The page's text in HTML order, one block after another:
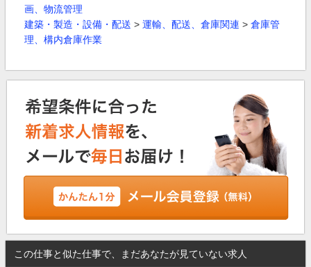
画、物流管理
建築・製造・設備・配送 > 運輸、配送、倉庫関連 > 倉庫管
理、構内倉庫作業
この仕事と似た仕事で、まだあなたが見ていない求人